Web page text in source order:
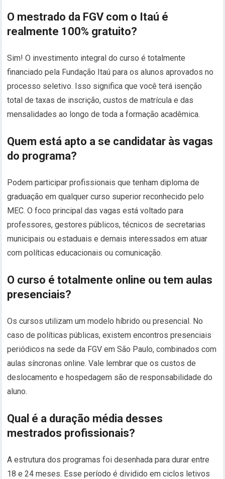
O mestrado da FGV com o Itaú é
realmente 100% gratuito?
Sim! O investimento integral do curso é totalmente
financiado pela Fundação Itaú para os alunos aprovados no
processo seletivo. Isso significa que você terá isenção
total de taxas de inscrição, custos de matrícula e das
mensalidades ao longo de toda a formação acadêmica.
Quem está apto a se candidatar às vagas
do programa?
Podem participar profissionais que tenham diploma de
graduação em qualquer curso superior reconhecido pelo
MEC. O foco principal das vagas está voltado para
professores, gestores públicos, técnicos de secretarias
municipais ou estaduais e demais interessados em atuar
com políticas educacionais ou comunicação.
O curso é totalmente online ou tem aulas
presenciais?
Os cursos utilizam um modelo híbrido ou presencial. No
caso de políticas públicas, existem encontros presenciais
periódicos na sede da FGV em São Paulo, combinados com
aulas síncronas online. Vale lembrar que os custos de
deslocamento e hospedagem são de responsabilidade do
aluno.
Qual é a duração média desses
mestrados profissionais?
A estrutura dos programas foi desenhada para durar entre
18 e 24 meses. Esse período é dividido em ciclos letivos